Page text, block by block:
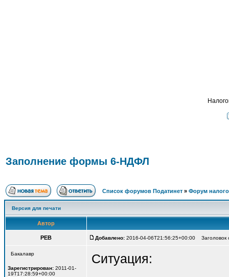
Заполнение формы 6-НДФЛ
Список форумов Податинет » Форум
Версия для печати
Автор
РЕВ Добавлено: 2016-04-06T21:56:25+00:00
Бакалавр
Зарегистрирован: 2011-01-
19T17:28:59+00:00
Ситуация: